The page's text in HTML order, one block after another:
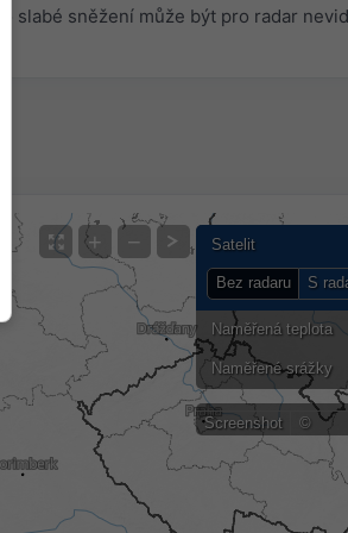
slabé sněžení může být pro radar
Screenshot ©
Satelit
Bez radaru S
Naměřená teplota
Naměřené srážky
+ −